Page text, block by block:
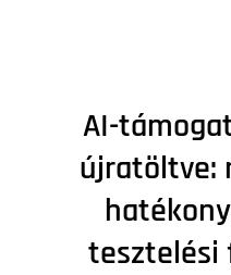
AI-
újratöltve:
tesztelési